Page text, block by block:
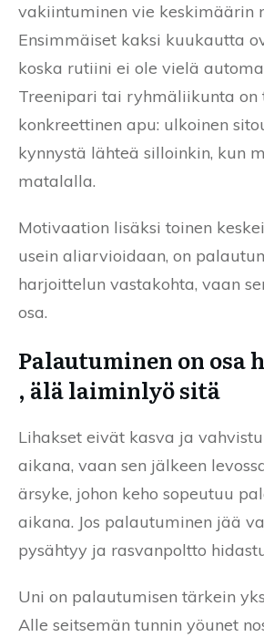
vakiintuminen vie keskimäärin
Ensimmäiset kaksi kuukautta
koska rutiini ei ole vielä
Treenipari tai ryhmäliikunta on
konkreettinen apu: ulkoinen
kynnystä lähteä silloinkin, kun
matalalla.
Motivaation lisäksi toinen
usein aliarvioidaan, on
harjoittelun vastakohta, vaan
osa.
Palautuminen on osa
, älä laiminlyö sitä
Lihakset eivät kasva ja
aikana, vaan sen jälkeen
ärsyke, johon keho sopeutuu
aikana. Jos palautuminen jää
pysähtyy ja rasvanpoltto
Uni on palautumisen tärkein
Alle seitsemän tunnin yöunet